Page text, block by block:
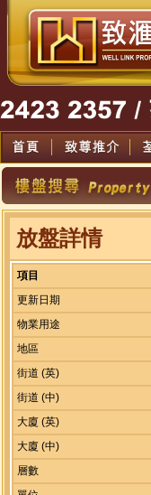
放盤詳情
項目
更新日期
物業用途
地區
街道 (英)
街道 (中)
大廈 (英)
大廈 (中)
層數